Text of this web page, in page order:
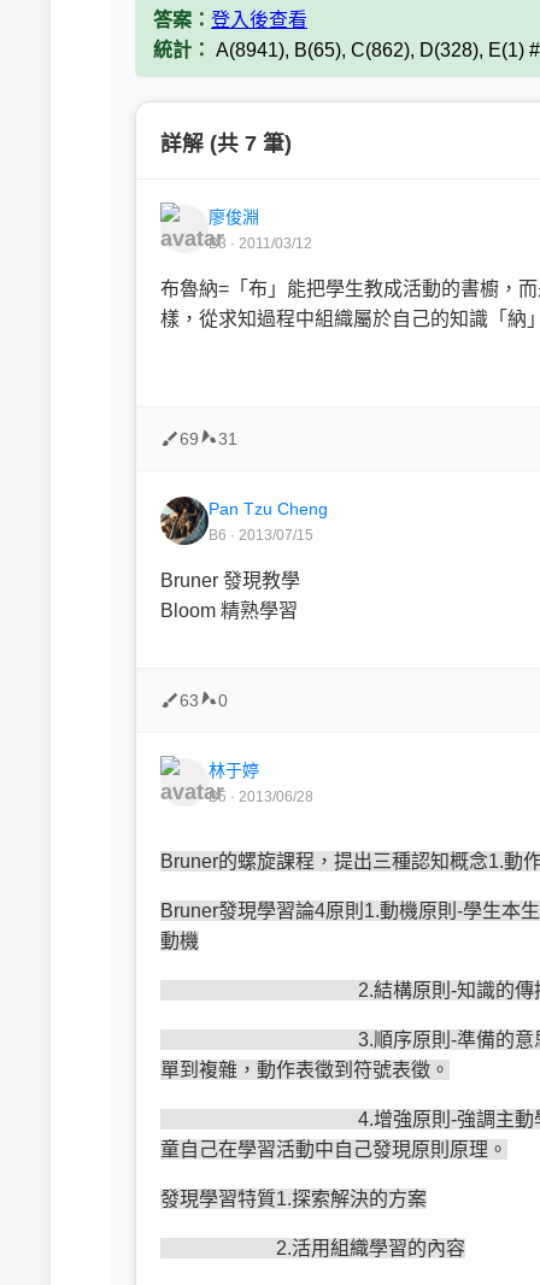
答案： 登入後查看
統計： A(8941), B(65), C(862), D(328), E(1)
詳解 (共 7 筆)
廖俊淵
B3 · 2011/03/12
布魯納=「布」能把學生教成活動的書櫥，
樣，從求知過程中組織屬於自己的知識「納」
69 31
Pan Tzu Cheng
B6 · 2013/07/15
Bruner 發現教學
Bloom 精熟學習
63 0
林于婷
B5 · 2013/06/28
Bruner的螺旋課程，提出三種認知概念1.動
Bruner發現學習論4原則1.動機原則-學生本
動機
2.結構原則-知識的傳授，在教材
3.順序原則-準備的意思，引起學
單到複雜，動作表徵到符號表徵。
4.增強原則-強調主動學習，是自
童自己在學習活動中自己發現原則原理。
發現學習特質1.探索解決的方案
2.活用組織學習的內容